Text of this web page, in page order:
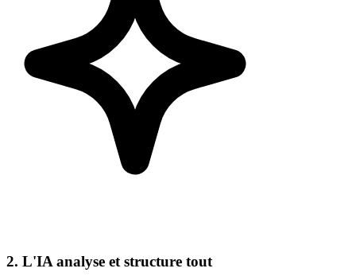
2. L'IA analyse et structure tout